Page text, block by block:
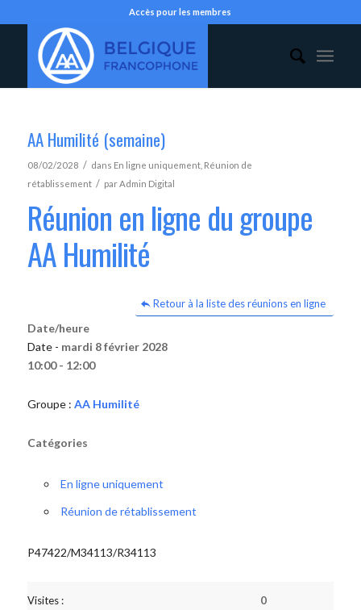
Accès pour les membres
AA Humilité (semaine)
08/02/2028 / dans En ligne uniquement, Réunion de
rétablissement / parAdmin Digital
Réunion en ligne du groupe
AA Humilité
Retour à la liste des réunions en ligne
Date/heure
Date - mardi 8 février 2028
10:00 - 12:00
Groupe : AA Humilité
Catégories
En ligne uniquement
Réunion de rétablissement
P47422/M34113/R34113
Visites : 0